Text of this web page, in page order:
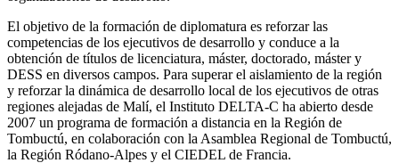
El objetivo de la formación de diplomatura es reforzar las
competencias de los ejecutivos de desarrollo y conduce a la
obtención de títulos de licenciatura, máster, doctorado, máster y
DESS en diversos campos. Para superar el aislamiento de la región
y reforzar la dinámica de desarrollo local de los ejecutivos de otras
regiones alejadas de Malí, el Instituto DELTA-C ha abierto desde
2007 un programa de formación a distancia en la Región de
Tombuctú, en colaboración con la Asamblea Regional de Tombuctú,
la Región Ródano-Alpes y el CIEDEL de Francia.